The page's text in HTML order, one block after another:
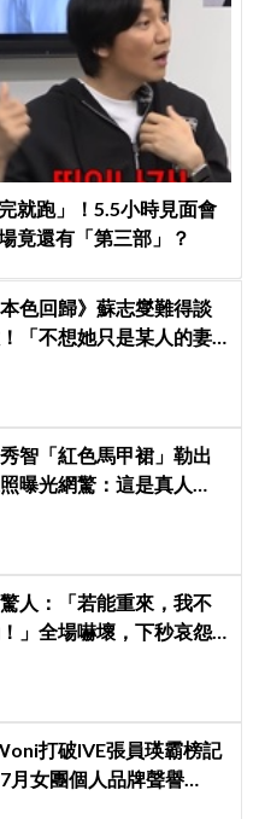
就跑」！5.5小時見面會
竟還有「第三部」？
本色回歸》蘇志燮難得談
「不想她只是某人的妻
智「紅色馬甲裙」勒出
曝光網驚：這是真人
人：「若能重來，我不
」全場嚇壞，下秒哀怨
打破IVE張員瑛霸榜記
月女團個人品牌聲譽